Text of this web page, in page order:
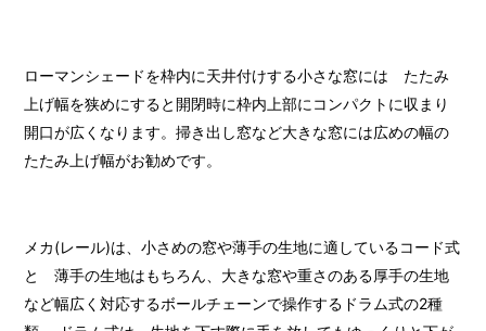
ローマンシェードを枠内に天井付けする小さな窓には たたみ
上げ幅を狭めにすると開閉時に枠内上部にコンパクトに収まり
開口が広くなります。掃き出し窓など大きな窓には広めの幅の
たたみ上げ幅がお勧めです。
メカ(レール)は、小さめの窓や薄手の生地に適しているコード式
と 薄手の生地はもちろん、大きな窓や重さのある厚手の生地
など幅広く対応するボールチェーンで操作するドラム式の2種